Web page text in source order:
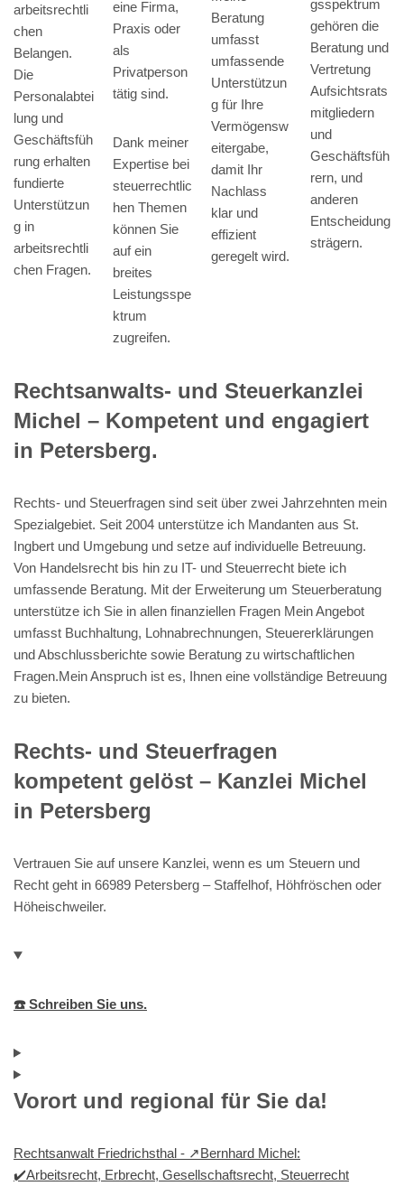
arbeitsrechtli
chen
Belangen.
Die
Personalabtei
lung und
Geschäftsfüh
rung erhalten
fundierte
Unterstützun
g in
arbeitsrechtli
chen Fragen.
eine Firma,
Praxis oder
als
Privatperson
tätig sind.
Dank meiner
Expertise bei
steuerrechtlic
hen Themen
können Sie
auf ein
breites
Leistungsspe
ktrum
zugreifen.
Beratung
umfasst
umfassende
Unterstützun
g für Ihre
Vermögensw
eitergabe,
damit Ihr
Nachlass
klar und
effizient
geregelt wird.
gsspektrum
gehören die
Beratung und
Vertretung
Aufsichtsrats
mitgliedern
und
Geschäftsfüh
rern, und
anderen
Entscheidung
strägern.
Rechtsanwalts- und Steuerkanzlei
Michel – Kompetent und engagiert
in Petersberg.
Rechts- und Steuerfragen sind seit über zwei Jahrzehnten mein
Spezialgebiet. Seit 2004 unterstütze ich Mandanten aus St.
Ingbert und Umgebung und setze auf individuelle Betreuung.
Von Handelsrecht bis hin zu IT- und Steuerrecht biete ich
umfassende Beratung. Mit der Erweiterung um Steuerberatung
unterstütze ich Sie in allen finanziellen Fragen Mein Angebot
umfasst Buchhaltung, Lohnabrechnungen, Steuererklärungen
und Abschlussberichte sowie Beratung zu wirtschaftlichen
Fragen.Mein Anspruch ist es, Ihnen eine vollständige Betreuung
zu bieten.
Rechts- und Steuerfragen
kompetent gelöst – Kanzlei Michel
in Petersberg
Vertrauen Sie auf unsere Kanzlei, wenn es um Steuern und
Recht geht in 66989 Petersberg – Staffelhof, Höhfröschen oder
Höheischweiler.
☎️ Schreiben Sie uns.
Vorort und regional für Sie da!
Rechtsanwalt Friedrichsthal - ↗️Bernhard Michel:
✔️Arbeitsrecht, Erbrecht, Gesellschaftsrecht, Steuerrecht